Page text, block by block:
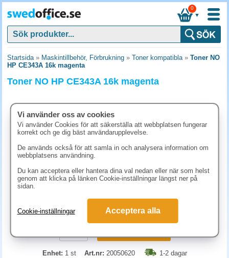
▼
0
Startsida» Maskintillbehör, Förbrukning » Toner kompatibla» Toner NO
HP CE343A 16k magenta
Toner NO HP CE343A 16k magenta
2261.30 kr (inkl. moms)
Enhet: 1 st Art.nr: 20050620 1-2 dagar
Vi använder oss av cookies
Vi använder Cookies för att säkerställa att webbplatsen fungerar
korrekt och ge dig bäst användarupplevelse.
De används också för att samla in och analysera information om
webbplatsens användning.
Du kan acceptera eller hantera dina val nedan eller när som helst
genom att klicka på länken Cookie-inställningar längst ner på
sidan.
Cookie-inställningar Acceptera alla